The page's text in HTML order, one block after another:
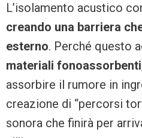
L’isolamento acustico
creando una barriera
esterno. Perché questo
materiali fonoassorbenti
assorbire il rumore in
creazione di “percorsi
sonora che finirà per